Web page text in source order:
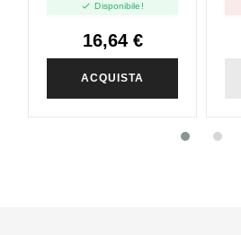
Mix And Vape -
30ml
 Disponibile!
16,64 €
ACQUISTA